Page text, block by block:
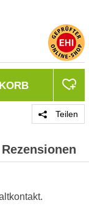
Teilen
Rezensionen